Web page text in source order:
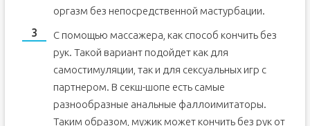
оргазм без непосредственной мастурбации.
С помощью массажера, как способ кончить без
рук. Такой вариант подойдет как для
самостимуляции, так и для сексуальных игр с
партнером. В секш-шопе есть самые
разнообразные анальные фаллоимитаторы.
Таким образом, мужик может кончить без рук от